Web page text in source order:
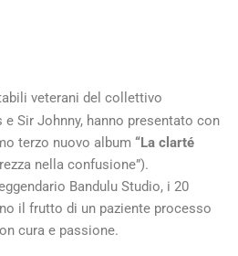
veterani del collettivo
e Sir Johnny, hanno presentato con
terzo nuovo album “La clarté
nella confusione”).
Bandulu Studio, i 20
il frutto di un paziente processo
cura e passione.